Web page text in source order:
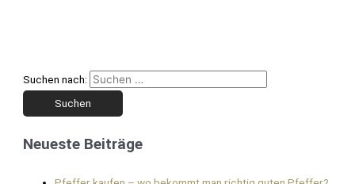
Suchen nach:
Neueste Beiträge